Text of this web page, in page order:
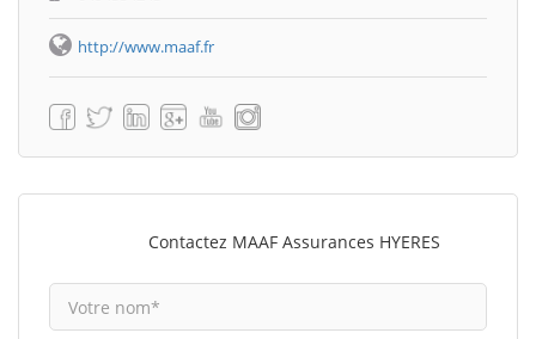
http://www.maaf.fr
Contactez MAAF Assurances HYERES